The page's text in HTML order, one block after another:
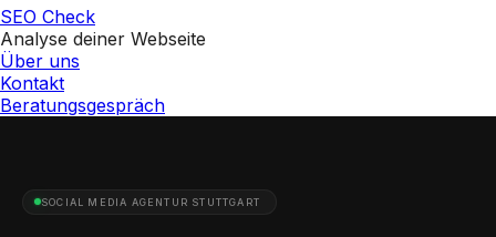
SEO Check
Analyse deiner Webseite
Über uns
Kontakt
Beratungsgespräch
SOCIAL MEDIA AGENTUR STUTTGART